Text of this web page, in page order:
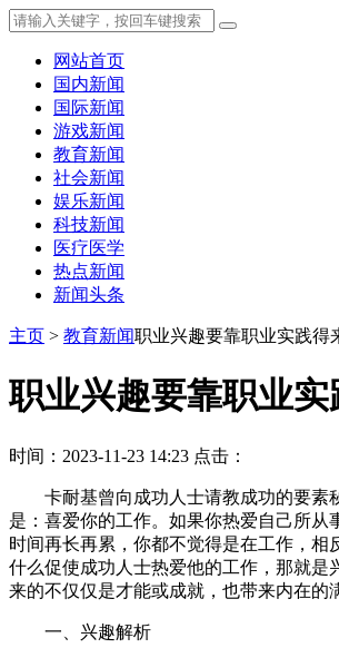
网站首页
国内新闻
国际新闻
游戏新闻
教育新闻
社会新闻
娱乐新闻
科技新闻
医疗医学
热点新闻
新闻头条
主页 > 教育新闻职业兴趣要靠职业实践得
职业兴趣要靠职业实
时间：2023-11-23 14:23 点击：
卡耐基曾向成功人士请教成功的要素
是：喜爱你的工作。如果你热爱自己所从
时间再长再累，你都不觉得是在工作，相
什么促使成功人士热爱他的工作，那就是
来的不仅仅是才能或成就，也带来内在的
一、兴趣解析